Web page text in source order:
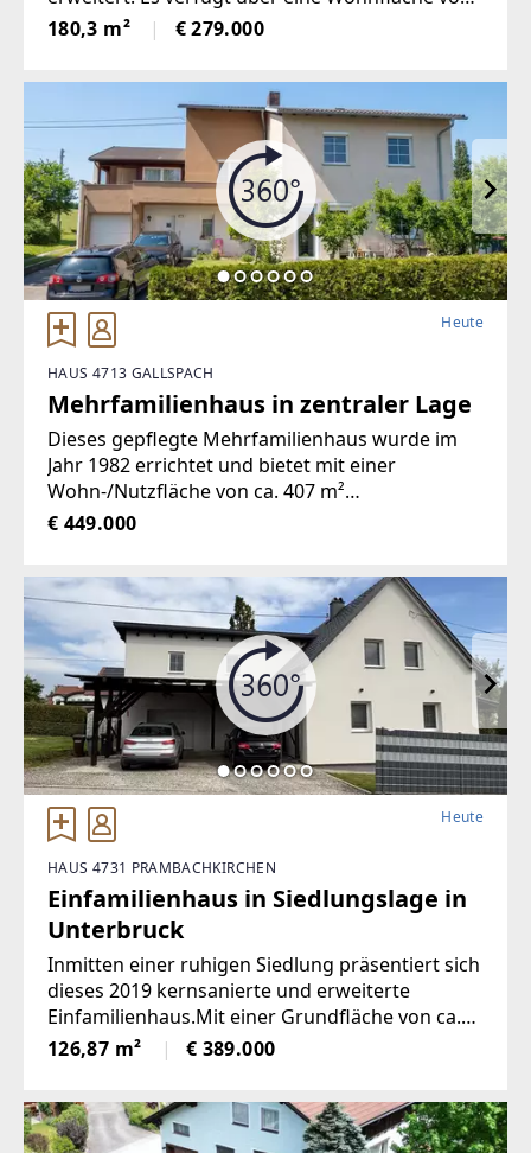
ca. 180 m², die sich auf Erdgeschoss und
Obergeschoss verteilt.Zusätzlich stehen im
180,3 m² € 279.000
Heute
HAUS 4713 GALLSPACH
Mehrfamilienhaus in zentraler Lage
Dieses gepflegte Mehrfamilienhaus wurde im
Jahr 1982 errichtet und bietet mit einer
Wohn-/Nutzfläche von ca. 407 m²
außergewöhnlich viel Platz. Die Liegenschaft
€ 449.000
Heute
HAUS 4731 PRAMBACHKIRCHEN
Einfamilienhaus in Siedlungslage in
Unterbruck
Inmitten einer ruhigen Siedlung präsentiert sich
dieses 2019 kernsanierte und erweiterte
Einfamilienhaus.Mit einer Grundfläche von ca.
851 m² und einer durchdacht
gestalteten Wohnfläche von ca. 126 m² bietet
126,87 m² € 389.000